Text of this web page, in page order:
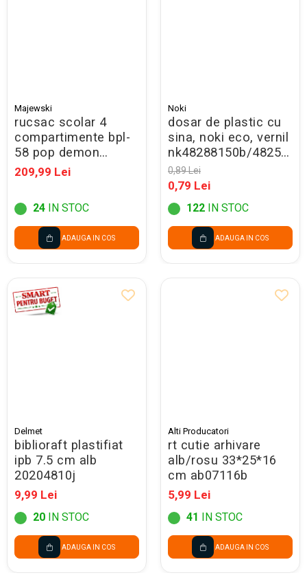
Majewski
rucsac scolar 4
compartimente bpl-
58 pop demon
hunters violet
304767
209,99 Lei
24 IN STOC
ADAUGA IN COS
Noki
dosar de plastic cu
sina, noki eco, vernil
nk48288150b/
promo
0,89 Lei
0,79 Lei
122 IN STOC
ADAUGA IN COS
Delmet
biblioraft plastifiat
ipb 7.5 cm alb
20204810j
9,99 Lei
20 IN STOC
ADAUGA IN COS
Alti Producatori
rt cutie arhivare
alb/rosu 33*25*16
cm ab07116b
5,99 Lei
41 IN STOC
ADAUGA IN COS